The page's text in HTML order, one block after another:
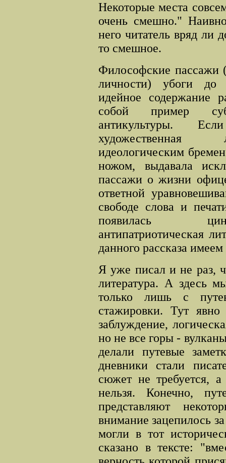
Некоторые места
очень смешно."
него читатель вряд ли
то смешное.
Философские пассажи
личности) убоги до
идейное содержание
собой пример
антикультуры.
художественная
идеологическим
ножом, выдавала
пассажи о жизни
ответной
свободе слова и
появилась
антипатриотическая
данного рассказа
Я уже писал и не раз,
литература. А здесь
только лишь с
стажировки. Тут явно
заблуждение,
но не все горы -
делали путевые
дневники стали
сюжет не требуется,
нельзя. Конечно,
представляют
внимание зацепилось
могли в тот
сказано в тексте: